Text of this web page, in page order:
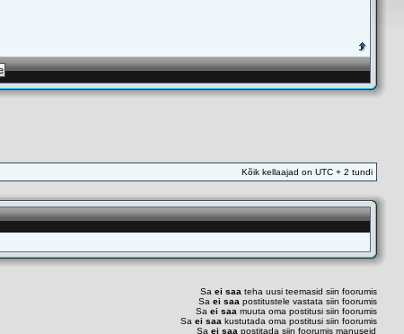
Kõik kellaajad on UTC + 2 tundi
Sa ei saa teha uusi teemasid siin foorumis
Sa ei saa postitustele vastata siin foorumis
Sa ei saa muuta oma postitusi siin foorumis
Sa ei saa kustutada oma postitusi siin foorumis
Sa ei saa postitada siin foorumis manuseid